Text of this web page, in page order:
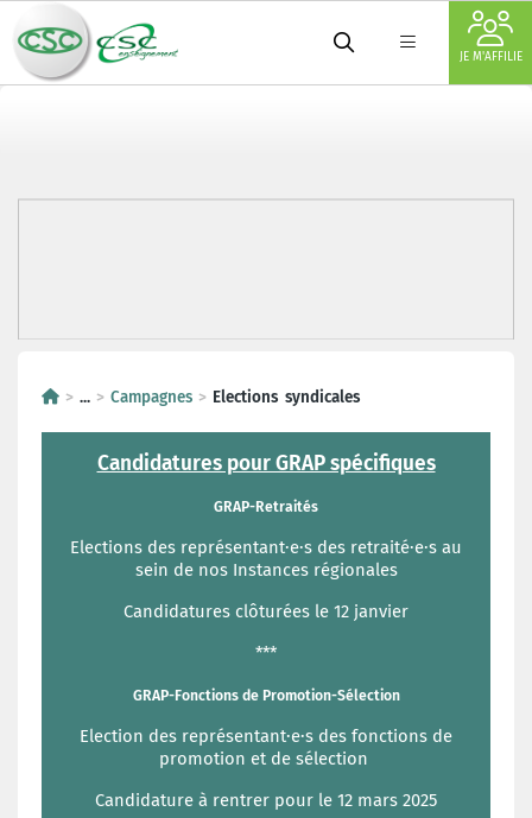
JE M'AFFILIE
... Campagnes Elections syndicales
Candidatures pour GRAP spécifiques
GRAP-Retraités
Elections des représentant·e·s des retraité·e·s au
sein de nos Instances régionales
Candidatures clôturées le 12 janvier
***
GRAP-Fonctions de Promotion-Sélection
Election des représentant·e·s des fonctions de
promotion et de sélection
Candidature à rentrer pour le 12 mars 2025